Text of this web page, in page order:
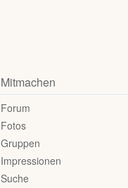
Mitmachen
Forum
Fotos
Gruppen
Impressionen
Suche